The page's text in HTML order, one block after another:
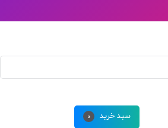
سبد خرید 0